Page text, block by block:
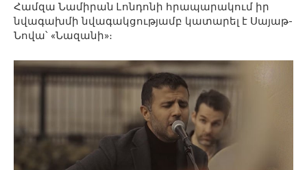
Համզա Նամիրան Lոնդոնի հրապարակում իր
նվագախմի նվագակցությամբ կատարել է Սայաթ-
Նովա՝ «Նազանի»։